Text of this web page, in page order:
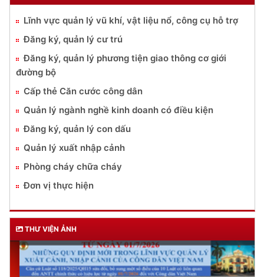
Lĩnh vực quản lý vũ khí, vật liệu nổ, công cụ hỗ trợ
Đăng ký, quản lý cư trú
Đăng ký, quản lý phương tiện giao thông cơ giới
đường bộ
Cấp thẻ Căn cước công dân
Quản lý ngành nghề kinh doanh có điều kiện
Đăng ký, quản lý con dấu
Quản lý xuất nhập cảnh
Phòng cháy chữa cháy
Đơn vị thực hiện
THƯ VIỆN ẢNH